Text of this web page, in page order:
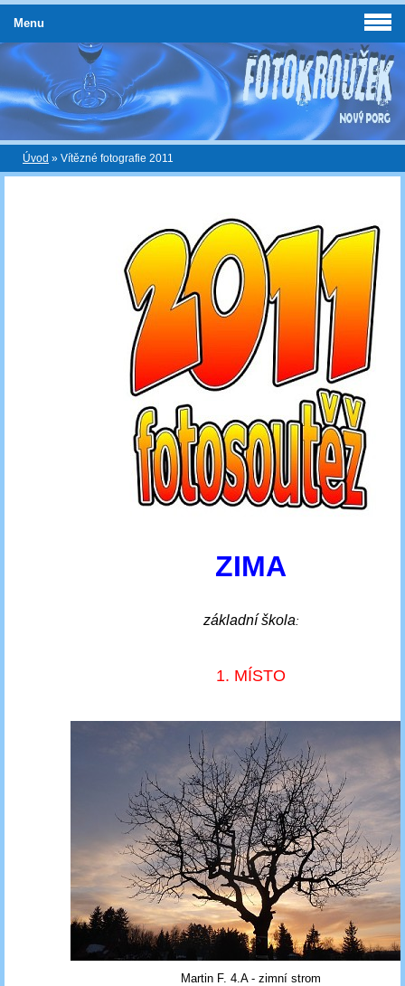
Úvod » Vítězné fotografie 2011
ZIMA
základní škola:
1. MÍSTO
Martin F. 4.A - zimní strom
Menu